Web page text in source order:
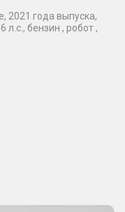
2021 года выпуска,
л.с., бензин , робот ,